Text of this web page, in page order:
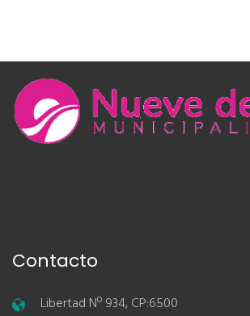
Contacto
Libertad Nº 934, CP:6500